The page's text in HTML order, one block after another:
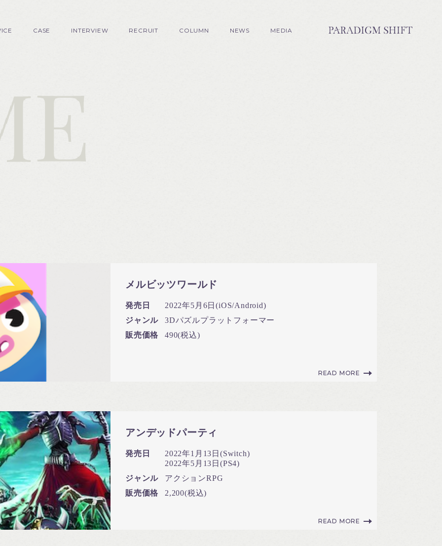
メルビッツワールド
発売日
2022年5月6日(iOS/Android)
ジャンル
3Dパズルプラットフォーマー
販売価格
490(税込)
READ MORE
アンデッドパーティ
発売日
2022年1月13日(Switch)
2022年5月13日(PS4)
ジャンル
アクションRPG
販売価格
2,200(税込)
READ MORE
CASE INTERVIEW RECRUIT COLUMN NEWS MEDIA